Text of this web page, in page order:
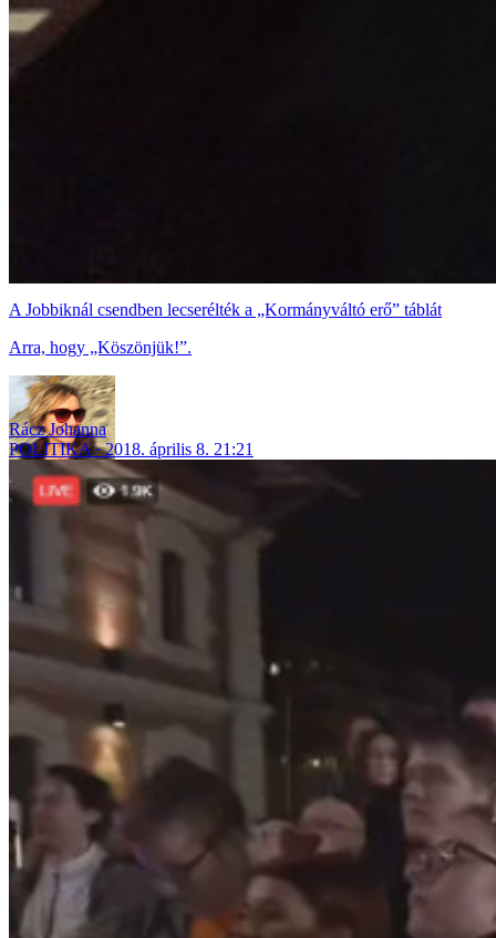
A Jobbiknál csendben lecserélték a „Kormányváltó erő” táblát
Arra, hogy „Köszönjük!”.
Rácz Johanna
POLITIKA
2018. április 8. 21:21